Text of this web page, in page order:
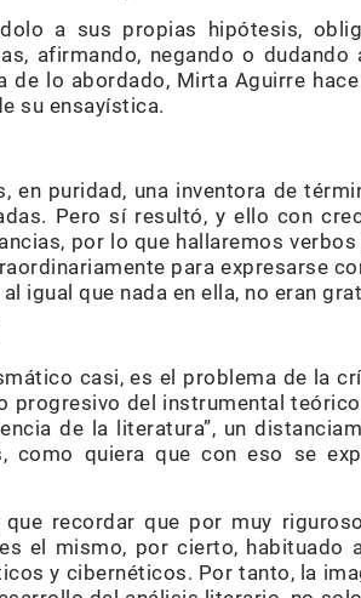
a sus propias hipótesis,
afirmando, negando o
de lo abordado, Mirta Aguirre
su ensayística.
en puridad, una inventora de
Pero sí resultó, y ello con
por lo que hallaremos
para expresarse
igual que nada en ella, no eran
casi, es el problema de la
progresivo del instrumental
de la literatura”, un
como quiera que con eso se
recordar que por muy
el mismo, por cierto,
y cibernéticos. Por tanto, la